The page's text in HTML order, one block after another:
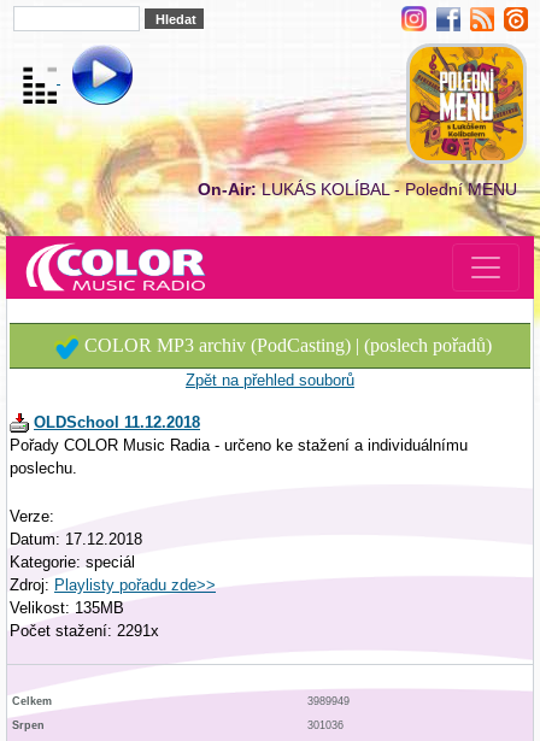
On-Air:LUKÁS KOLÍBAL - Polední MENU
COLOR MP3 archiv (PodCasting) | (poslech pořadů)
Zpět na přehled souborů
OLDSchool 11.12.2018
Pořady COLOR Music Radia - určeno ke stažení a individuálnímu
poslechu.
Verze:
Datum: 17.12.2018
Kategorie: speciál
Zdroj: Playlisty pořadu zde>>
Velikost: 135MB
Počet stažení: 2291x
Celkem
3989949
Srpen
301036